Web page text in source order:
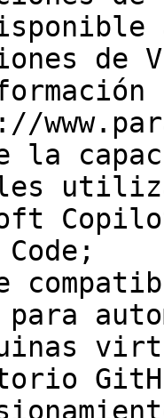
de
la
para